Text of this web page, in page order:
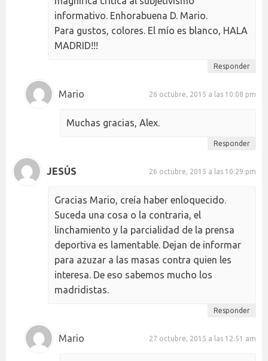
informativo. Enhorabuena D. Mario.
Para gustos, colores. El mío es blanco, HALA
MADRID!!!
Responder
Mario 26 octubre, 2015 a las 10:08 pm
Muchas gracias, Alex.
Responder
JESÚS 26 octubre, 2015 a las 10:29 pm
Gracias Mario, creía haber enloquecido.
Suceda una cosa o la contraria, el
linchamiento y la parcialidad de la prensa
deportiva es lamentable. Dejan de informar
para azuzar a las masas contra quien les
interesa. De eso sabemos mucho los
madridistas.
Responder
Mario 27 octubre, 2015 a las 12:51 am